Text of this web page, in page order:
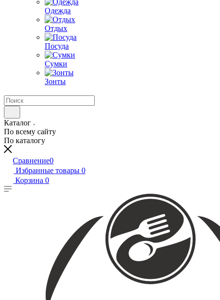
Одежда
Отдых
Посуда
Сумки
Зонты
Каталог
По всему сайту
По каталогу
Сравнение0
Избранные товары 0
Корзина 0